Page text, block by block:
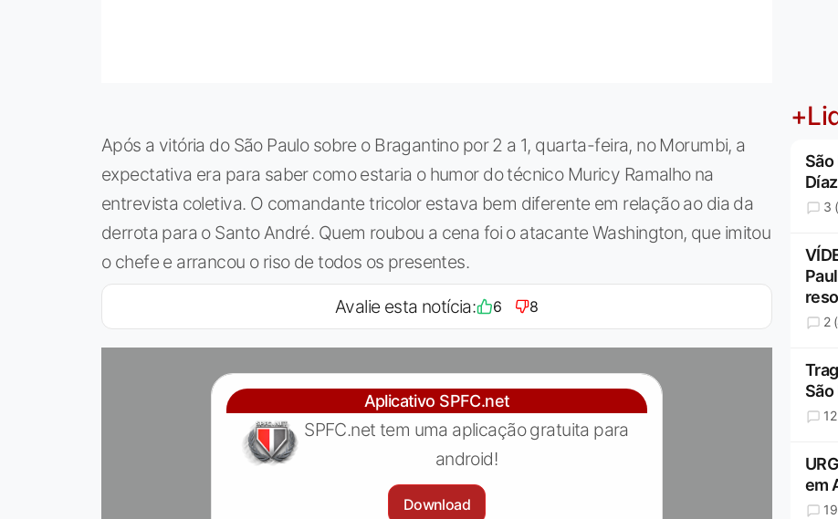
Após a vitória do São Paulo sobre o Bragantino por 2 a 1, quarta-feira, no Morumbi, a
expectativa era para saber como estaria o humor do técnico Muricy Ramalho na
entrevista coletiva. O comandante tricolor estava bem diferente em relação ao dia da
derrota para o Santo André. Quem roubou a cena foi o atacante Washington, que imitou
o chefe e arrancou o riso de todos os presentes.
Avalie esta notícia: 6 8
Aplicativo SPFC.net
SPFC.net tem uma aplicação gratuita para
android!
Download
3
2
São
em